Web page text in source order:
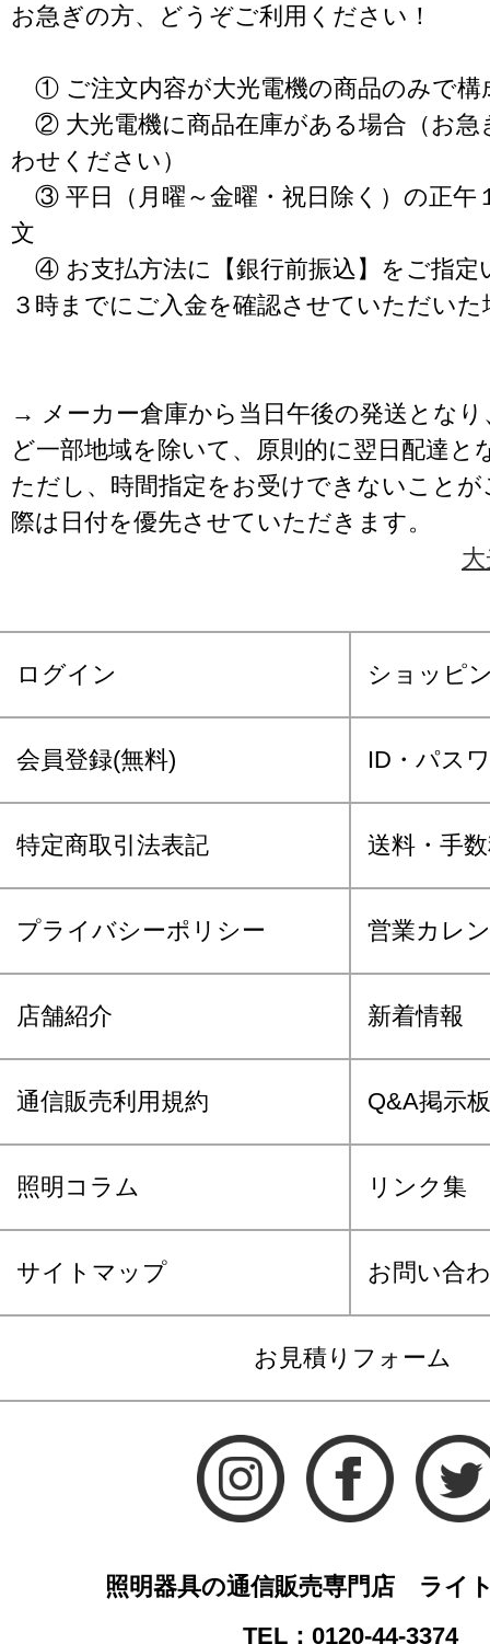
お急ぎの方、どうぞご利用ください！
① ご注文内容が大光電機の商品のみで構
② 大光電機に商品在庫がある場合（お急
わせください）
③ 平日（月曜～金曜・祝日除く）の正午
文
④ お支払方法に【銀行前振込】をご指定
３時までにご入金を確認させていただいた
→ メーカー倉庫から当日午後の発送となり
ど一部地域を除いて、原則的に翌日配達と
ただし、時間指定をお受けできないこと
際は日付を優先させていただきます。
ログイン ショッピ
会員登録(無料) ID・パス
特定商取引法表記 送料・手
プライバシーポリシー 営業カレ
店舗紹介 新着情報
通信販売利用規約 Q&A掲示板
照明コラム リンク集
サイトマップ お問い合
お見積りフォーム
照明器具の通信販売専門店 ライ
TEL：0120-44-3374